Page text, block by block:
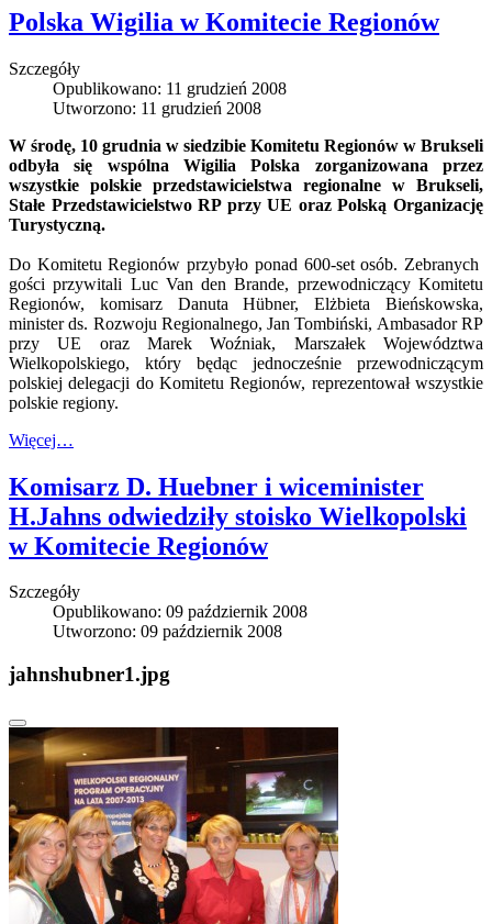
Polska Wigilia w Komitecie Regionów
Szczegóły
Opublikowano: 11 grudzień 2008
Utworzono: 11 grudzień 2008
W środę, 10 grudnia w siedzibie Komitetu Regionów w Brukseli
odbyła się wspólna Wigilia Polska zorganizowana przez
wszystkie polskie przedstawicielstwa regionalne w Brukseli,
Stałe Przedstawicielstwo RP przy UE oraz Polską Organizację
Turystyczną.
Do Komitetu Regionów przybyło ponad 600-set osób. Zebranych
gości przywitali Luc Van den Brande, przewodniczący Komitetu
Regionów, komisarz Danuta Hübner, Elżbieta Bieńskowska,
minister ds. Rozwoju Regionalnego, Jan Tombiński, Ambasador RP
przy UE oraz Marek Woźniak, Marszałek Województwa
Wielkopolskiego, który będąc jednocześnie przewodniczącym
polskiej delegacji do Komitetu Regionów, reprezentował wszystkie
polskie regiony.
Więcej…
Komisarz D. Huebner i wiceminister
H.Jahns odwiedziły stoisko Wielkopolski
w Komitecie Regionów
Szczegóły
Opublikowano: 09 październik 2008
Utworzono: 09 październik 2008
jahnshubner1.jpg